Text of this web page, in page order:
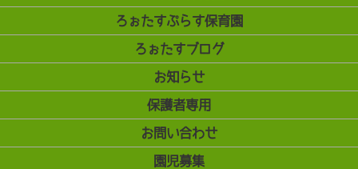
ろぉたすぷらす保育園
ろぉたすブログ
お知らせ
保護者専用
お問い合わせ
園児募集